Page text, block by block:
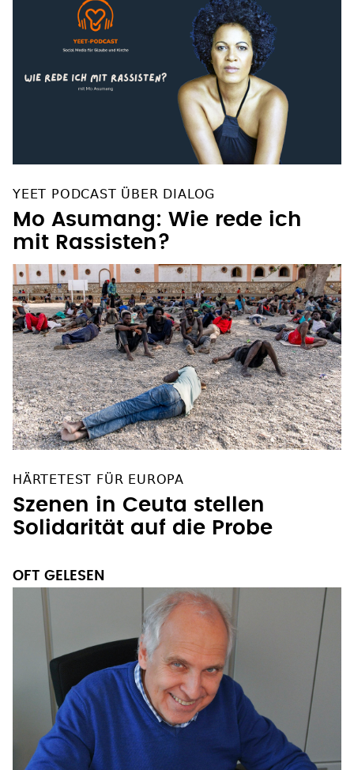
YEET PODCAST ÜBER DIALOG
Mo Asumang: Wie rede ich
mit Rassisten?
HÄRTETEST FÜR EUROPA
Szenen in Ceuta stellen
Solidarität auf die Probe
OFT GELESEN